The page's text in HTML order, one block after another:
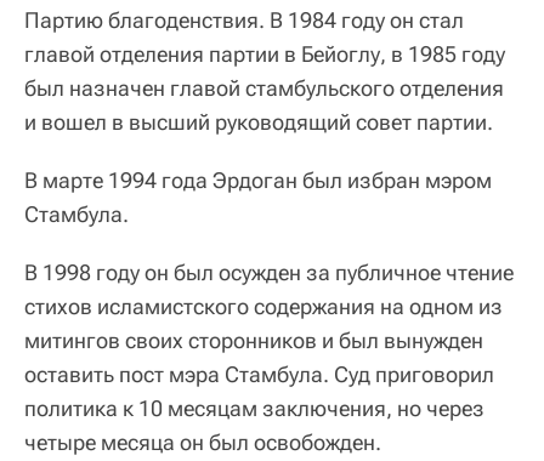
Партию благоденствия. В 1984 году он стал
главой отделения партии в Бейоглу, в 1985 году
был назначен главой стамбульского отделения
и вошел в высший руководящий совет партии.
В марте 1994 года Эрдоган был избран мэром
Стамбула.
В 1998 году он был осужден за публичное чтение
стихов исламистского содержания на одном из
митингов своих сторонников и был вынужден
оставить пост мэра Стамбула. Суд приговорил
политика к 10 месяцам заключения, но через
четыре месяца он был освобожден.